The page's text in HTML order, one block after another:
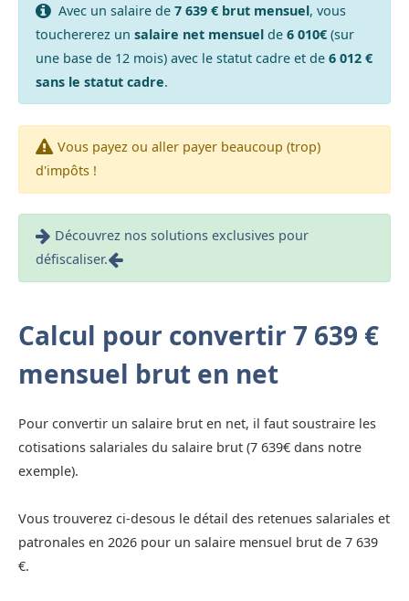
Avec un salaire de 7 639 € brut mensuel, vous
touchererez un salaire net mensuelde 6 010€(sur
une base de 12 mois) avec le statut cadre et de 6 012 €
sans le statut cadre.
Vous payez ou aller payer beaucoup (trop)
d'impôts !
Découvrez nos solutions exclusives pour
défiscaliser.
Calcul pour convertir 7 639 €
mensuel brut en net
Pour convertir un salaire brut en net, il faut soustraire les
cotisations salariales du salaire brut (7 639€ dans notre
exemple).
Vous trouverez ci-desous le détail des retenues salariales et
patronales en 2026 pour un salaire mensuel brut de 7 639
€.